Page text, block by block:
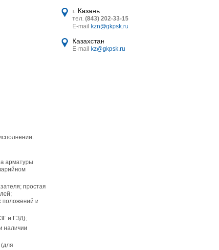
32
47
47
арматуры
простая
положений и
и ГЗД);
наличии
г. Казань
тел. (843) 202-33-15
E-mail
kzn@gkpsk.ru
Казахстан
E-mail kz@gkpsk.ru